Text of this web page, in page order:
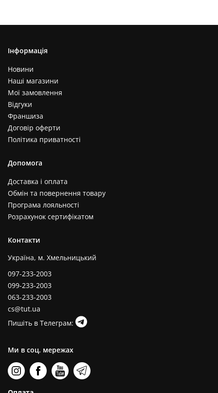
Інформація
Новини
Наші магазини
Мої замовлення
Відгуки
Франшиза
Договір оферти
Політика приватності
Допомога
Доставка і оплата
Обмін та повернення товару
Програма лояльності
Розрахунок сертифікатом
Контакти
Україна, м. Хмельницький
097-233-2003
099-233-2003
063-233-2003
cs@tut.ua
Пишіть в Телеграм:
Ми в соц. мережах